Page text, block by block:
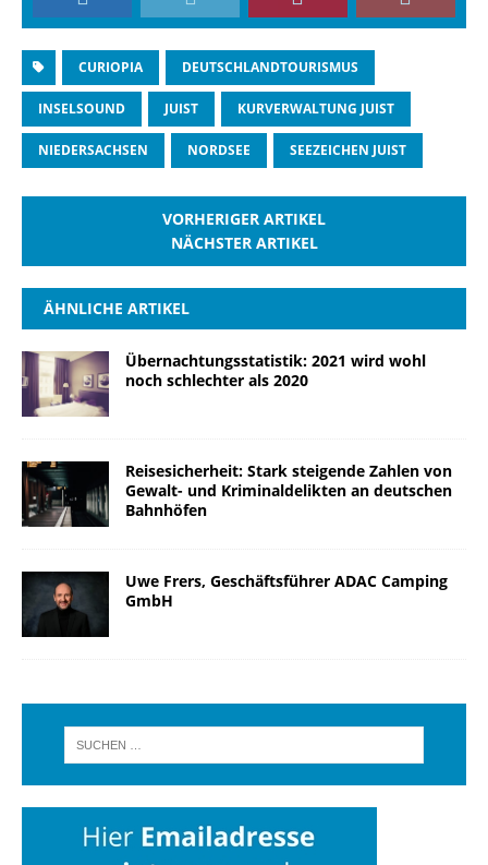
CURIOPIA DEUTSCHLANDTOURISMUS
INSELSOUND JUIST KURVERWALTUNG JUIST
NIEDERSACHSEN NORDSEE SEEZEICHEN JUIST
VORHERIGER ARTIKEL
NÄCHSTER ARTIKEL
ÄHNLICHE ARTIKEL
Übernachtungsstatistik: 2021 wird wohl
noch schlechter als 2020
Reisesicherheit: Stark steigende Zahlen von
Gewalt- und Kriminaldelikten an deutschen
Bahnhöfen
Uwe Frers, Geschäftsführer ADAC Camping
GmbH